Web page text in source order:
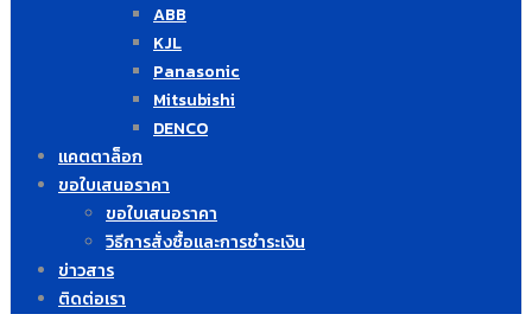
ABB
KJL
Panasonic
Mitsubishi
DENCO
แคตตาล็อก
ขอใบเสนอราคา
ขอใบเสนอราคา
วิธีการสั่งซื้อและการชำระเงิน
ข่าวสาร
ติดต่อเรา